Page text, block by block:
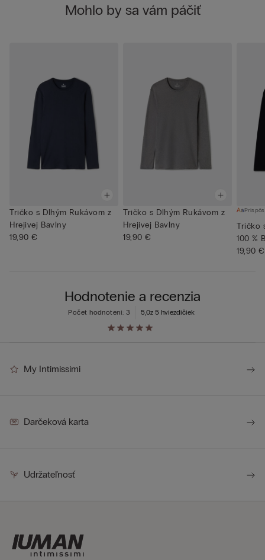
Mohlo by sa vám páčiť
Tričko s Dlhým Rukávom z
Hrejivej Bavlny
19,90 €
Tričko s Dlhým Rukávom z
Hrejivej Bavlny
19,90 €
Tričko
100 %
19,90 €
Hodnotenie a recenzia
5,0z 5 hviezdičiek
Počet hodnotení: 3
My Intimissimi
Darčeková karta
Udržateľnosť